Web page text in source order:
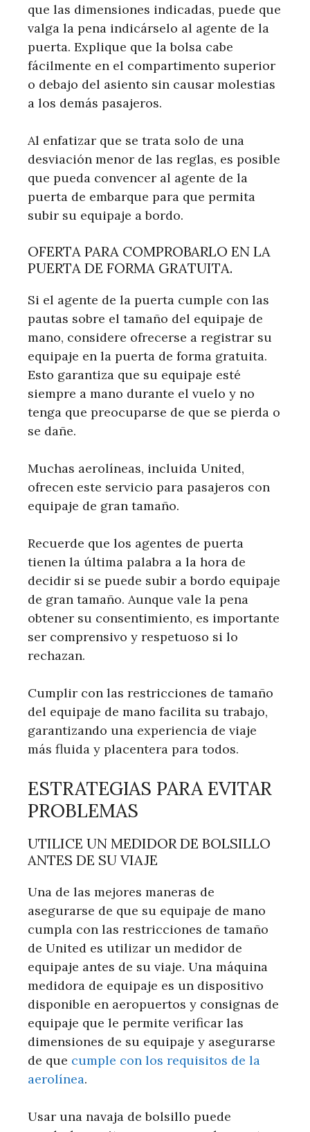
que las dimensiones indicadas, puede que
valga la pena indicárselo al agente de la
puerta. Explique que la bolsa cabe
fácilmente en el compartimento superior
o debajo del asiento sin causar molestias
a los demás pasajeros.
Al enfatizar que se trata solo de una
desviación menor de las reglas, es posible
que pueda convencer al agente de la
puerta de embarque para que permita
subir su equipaje a bordo.
OFERTA PARA COMPROBARLO EN LA
PUERTA DE FORMA GRATUITA.
Si el agente de la puerta cumple con las
pautas sobre el tamaño del equipaje de
mano, considere ofrecerse a registrar su
equipaje en la puerta de forma gratuita.
Esto garantiza que su equipaje esté
siempre a mano durante el vuelo y no
tenga que preocuparse de que se pierda o
se dañe.
Muchas aerolíneas, incluida United,
ofrecen este servicio para pasajeros con
equipaje de gran tamaño.
Recuerde que los agentes de puerta
tienen la última palabra a la hora de
decidir si se puede subir a bordo equipaje
de gran tamaño. Aunque vale la pena
obtener su consentimiento, es importante
ser comprensivo y respetuoso si lo
rechazan.
Cumplir con las restricciones de tamaño
del equipaje de mano facilita su trabajo,
garantizando una experiencia de viaje
más fluida y placentera para todos.
ESTRATEGIAS PARA EVITAR
PROBLEMAS
UTILICE UN MEDIDOR DE BOLSILLO
ANTES DE SU VIAJE
Una de las mejores maneras de
asegurarse de que su equipaje de mano
cumpla con las restricciones de tamaño
de United es utilizar un medidor de
equipaje antes de su viaje. Una máquina
medidora de equipaje es un dispositivo
disponible en aeropuertos y consignas de
equipaje que le permite verificar las
dimensiones de su equipaje y asegurarse
de que cumple con los requisitos de la
aerolínea.
Usar una navaja de bolsillo puede